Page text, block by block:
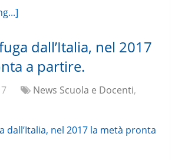
dall’Italia, nel 2017
a partire.
News Scuola e Docenti,